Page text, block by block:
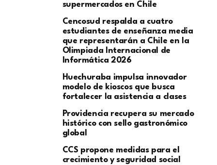
supermercados en Chile
Cencosud respalda a cuatro
estudiantes de enseñanza media
que representarán a Chile en la
Olimpiada Internacional de
Informática 2026
Huechuraba impulsa innovador
modelo de kioscos que busca
fortalecer la asistencia a clases
Providencia recupera su mercado
histórico con sello gastronómico
global
CCS propone medidas para el
crecimiento y seguridad social